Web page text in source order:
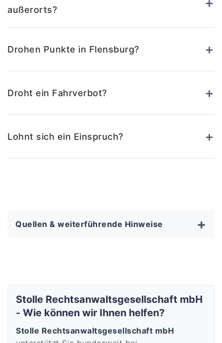
außerorts?
Drohen Punkte in Flensburg? +
Droht ein Fahrverbot? +
Lohnt sich ein Einspruch? +
Quellen & weiterführende Hinweise +
Stolle Rechtsanwaltsgesellschaft mbH
- Wie können wir Ihnen helfen?
Stolle Rechtsanwaltsgesellschaft mbH